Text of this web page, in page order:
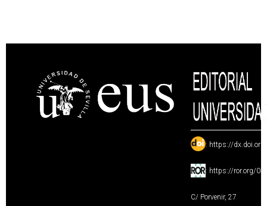
: https://
: https://ror.org/
C/ Porvenir, 27